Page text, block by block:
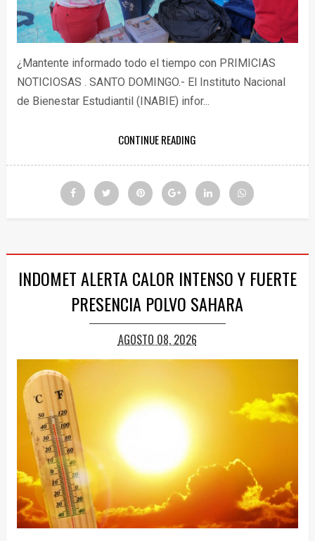
¿Mantente informado todo el tiempo con PRIMICIAS
NOTICIOSAS . SANTO DOMINGO.- El Instituto Nacional
de Bienestar Estudiantil (INABIE) infor...
CONTINUE READING
INDOMET ALERTA CALOR INTENSO Y FUERTE
PRESENCIA POLVO SAHARA
AGOSTO 08, 2026